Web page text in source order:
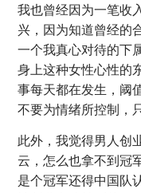
我也曾经因为一笔收
兴，因为知道曾经的
一个我真心对待的下
身上这种女性心性的
事每天都在发生，阈
不要为情绪所控制，
此外，我觉得男人创
云，怎么也拿不到冠
是个冠军还得中国队